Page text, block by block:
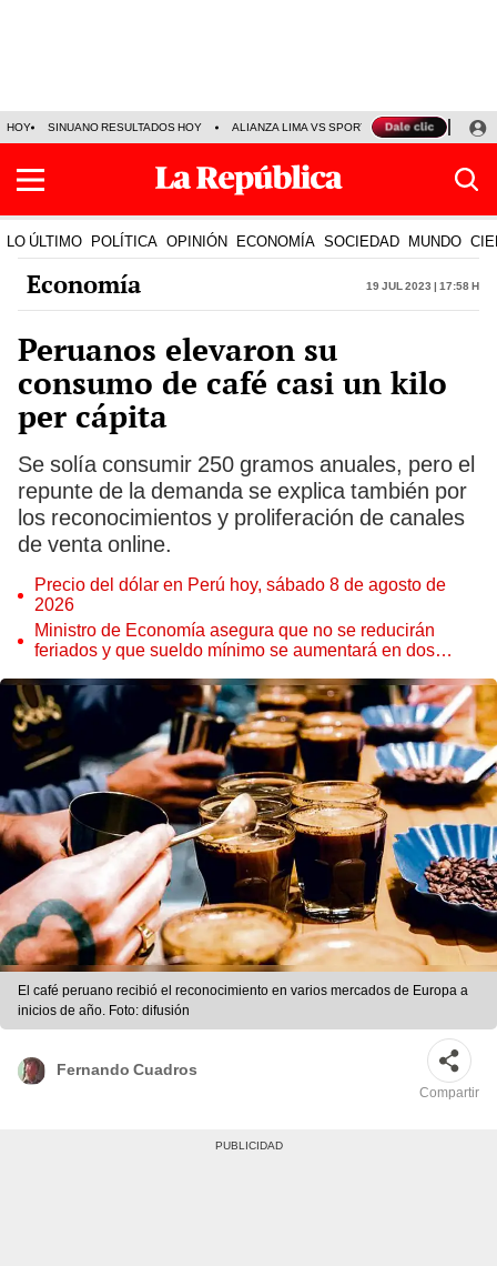
HOY SINUANO RESULTADOS HOY ALIANZA LIMA VS SPORT BOYS JORGE
LO ÚLTIMO POLÍTICA OPINIÓN ECONOMÍA SOCIEDAD MUNDO
Economía 19 Jul 2023 | 17:58 h
Peruanos elevaron su
consumo de café casi un kilo
per cápita
Se solía consumir 250 gramos anuales, pero el
repunte de la demanda se explica también por
los reconocimientos y proliferación de canales
de venta online.
Precio del dólar en Perú hoy, sábado 8 de agosto de
2026
Ministro de Economía asegura que no se reducirán
feriados y que sueldo mínimo se aumentará en dos
El café peruano recibió el reconocimiento en varios mercados de Europa a
inicios de año. Foto: difusión
Fernando Cuadros
Compartir